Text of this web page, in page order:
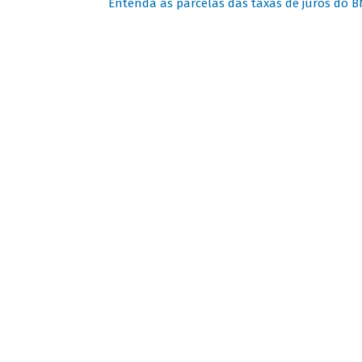
Entenda as parcelas das taxas de juros do